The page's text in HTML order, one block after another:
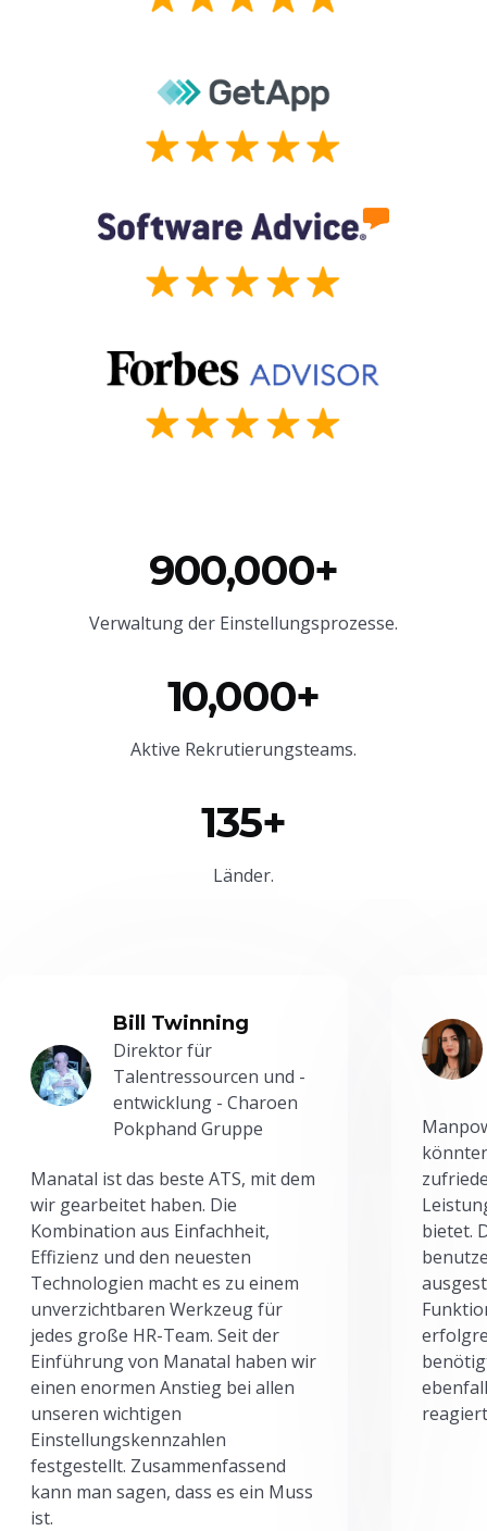
900,000+
Verwaltung der Einstellungsprozesse.
10,000+
Aktive Rekrutierungsteams.
135+
Länder.
Bill Twinning
Direktor für
Talentressourcen und -
entwicklung - Charoen
Pokphand Gruppe
Manatal ist das beste ATS, mit dem
wir gearbeitet haben. Die
Kombination aus Einfachheit,
Effizienz und den neuesten
Technologien macht es zu einem
unverzichtbaren Werkzeug für
jedes große HR-Team. Seit der
Einführung von Manatal haben wir
einen enormen Anstieg bei allen
unseren wichtigen
Einstellungskennzahlen
festgestellt. Zusammenfassend
kann man sagen, dass es ein Muss
ist.
bietet.